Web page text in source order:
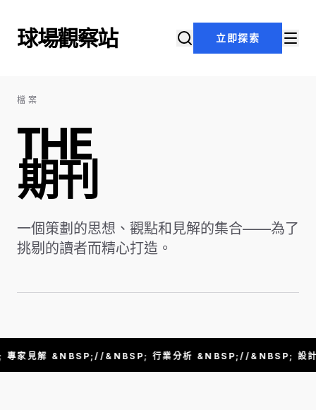
球場觀察站 立即探索
檔案
THE
期刊
一個策劃的思想、觀點和見解的集合——為了
挑剔的讀者而精心打造。
專家見解 &NBSP;//&NBSP; 行業分析 &NBSP;//&NBSP; 設